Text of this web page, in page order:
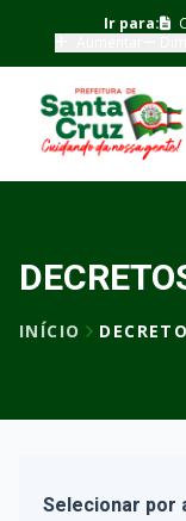
Ir para:
INÍCIO
Selecionar por